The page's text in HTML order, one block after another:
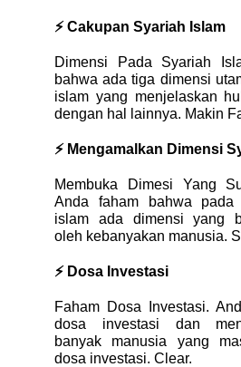
⚡ Cakupan Syariah Islam
Dimensi Pada Syariah
bahwa ada tiga dimensi
islam yang menjelaskan
dengan hal lainnya. Makin
⚡ Mengamalkan Dimensi
Membuka Dimesi Yang
Anda faham bahwa pada
islam ada dimensi yang
oleh kebanyakan manusia.
⚡ Dosa Investasi
Faham Dosa Investasi.
dosa investasi dan
banyak manusia yang
dosa investasi. Clear.